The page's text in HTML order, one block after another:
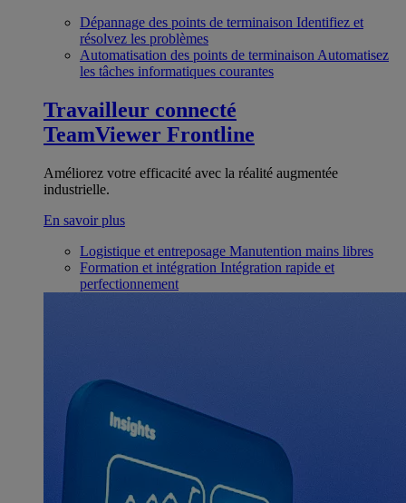
Dépannage des points de terminaison Identifiez et
résolvez les problèmes
Automatisation des points de terminaison Automatisez
les tâches informatiques courantes
Travailleur connecté
TeamViewer Frontline
Améliorez votre efficacité avec la réalité augmentée
industrielle.
En savoir plus
Logistique et entreposage Manutention mains libres
Formation et intégration Intégration rapide et
perfectionnement